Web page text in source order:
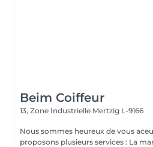
Beim Coiffeur
13, Zone Industrielle Mertzig L-9166
Nous sommes heureux de vous aceuillir
proposons plusieurs services : La manucure : au vernis Epilation